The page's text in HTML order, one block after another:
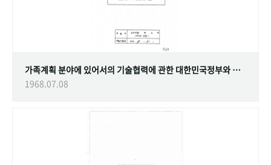
가족계획 분야에 있어서의 기술협력에 관한 대한민국정부와 스웨덴 정부간의 협정
1968.07.08